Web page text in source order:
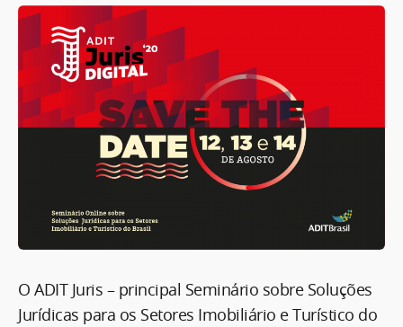
O ADIT Juris – principal Seminário sobre Soluções
Jurídicas para os Setores Imobiliário e Turístico do